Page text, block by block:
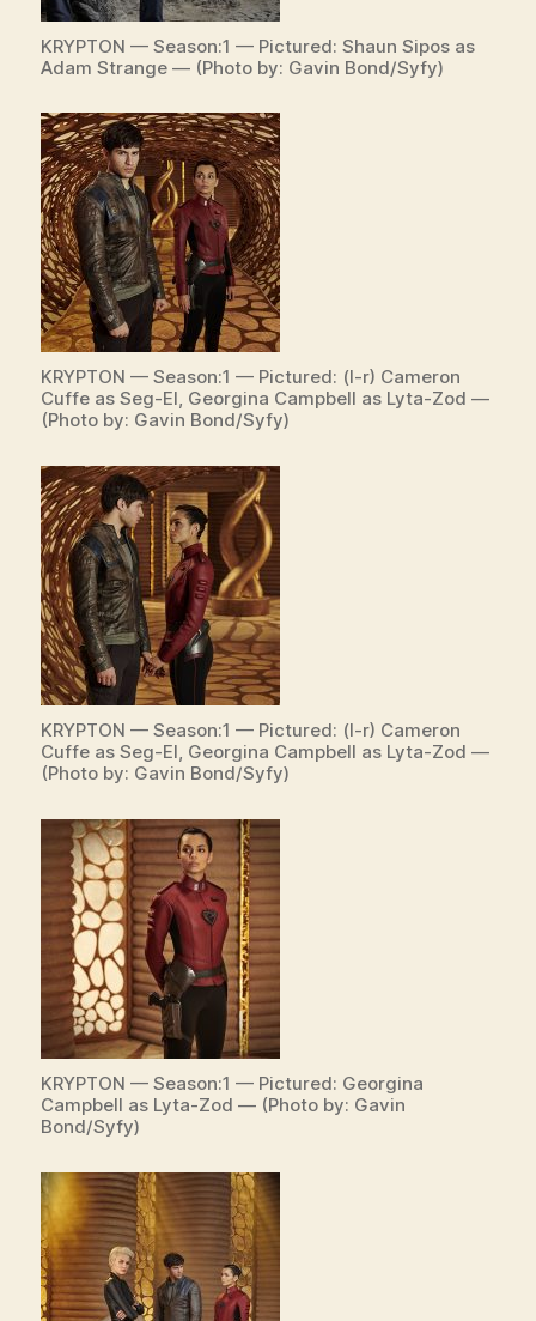
KRYPTON — Season:1 — Pictured: Shaun Sipos as
Adam Strange — (Photo by: Gavin Bond/Syfy)
KRYPTON — Season:1 — Pictured: (l-r) Cameron
Cuffe as Seg-El, Georgina Campbell as Lyta-Zod —
(Photo by: Gavin Bond/Syfy)
KRYPTON — Season:1 — Pictured: (l-r) Cameron
Cuffe as Seg-El, Georgina Campbell as Lyta-Zod —
(Photo by: Gavin Bond/Syfy)
KRYPTON — Season:1 — Pictured: Georgina
Campbell as Lyta-Zod — (Photo by: Gavin
Bond/Syfy)